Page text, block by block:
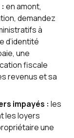
en amont,
demandez
à
d’identité
une
fiscale
revenus et sa
impayés : les
les loyers
une